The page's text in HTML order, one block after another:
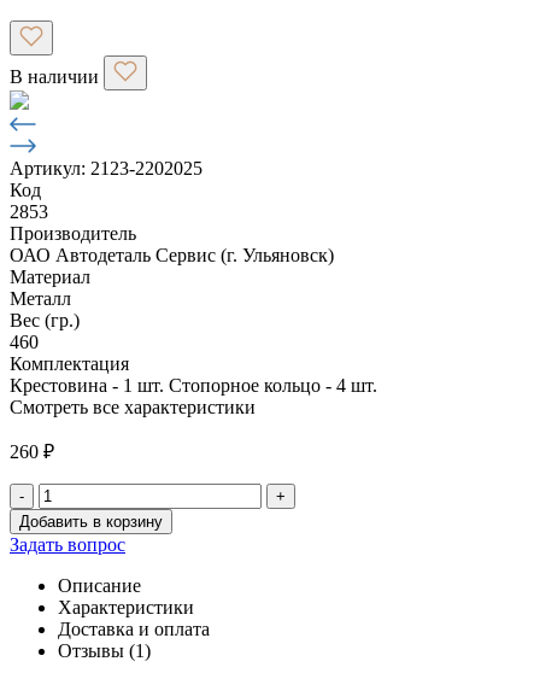
В наличии
Артикул: 2123-2202025
Код
2853
Производитель
ОАО Автодеталь Сервис (г. Ульяновск)
Материал
Металл
Вес (гр.)
460
Комплектация
Крестовина - 1 шт. Стопорное кольцо - 4 шт.
Смотреть все характеристики
260 ₽
- +
Количество
товара
Крестовина
Патриот
сызр.
Добавить в корзину
Задать вопрос
Описание
Характеристики
Доставка и оплата
Отзывы (1)